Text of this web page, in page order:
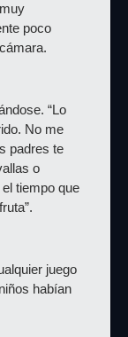
poco
“Lo
No me
padres te
o
tiempo que
juego
habían